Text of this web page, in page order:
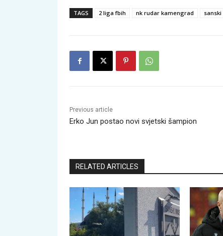
TAGS 2 liga fbih nk rudar kamengrad
Previous article
Erko Jun postao novi svjetski šampion
RELATED ARTICLES